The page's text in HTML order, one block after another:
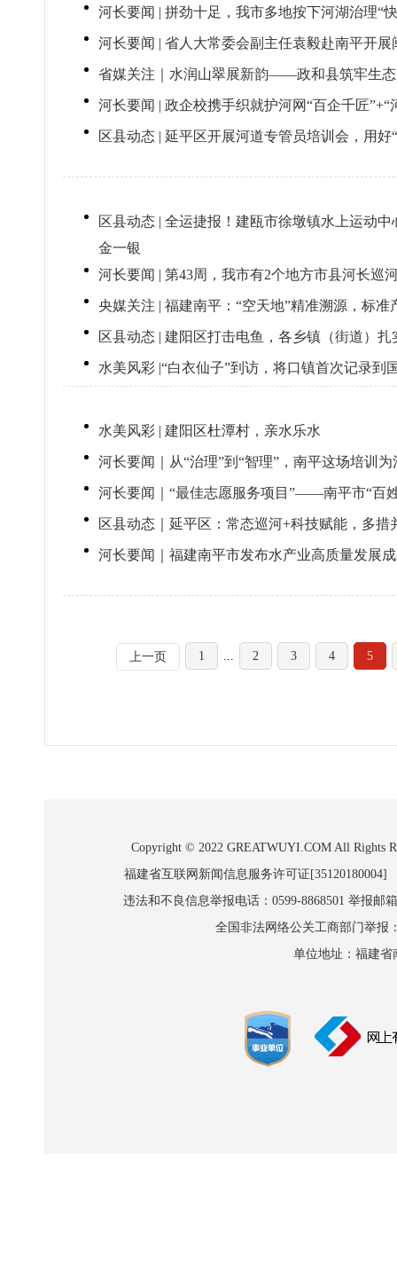
河长要闻 | 拼劲十足，我市多地按下河湖治理“
河长要闻 | 省人大常委会副主任袁毅赴南平开
省媒关注｜水润山翠展新韵——政和县筑牢生
河长要闻 | 政企校携手织就护河网“百企千匠”+“
区县动态 | 延平区开展河道专管员培训会，用好
区县动态 | 全运捷报！建瓯市徐墩镇水上运动
金一银
河长要闻 | 第43周，我市有2个地方市县河长巡
央媒关注 | 福建南平：“空天地”精准溯源，标准
区县动态 | 建阳区打击电鱼，各乡镇（街道）
水美风彩 |“白衣仙子”到访，将口镇首次记录到
水美风彩 | 建阳区杜潭村，亲水乐水
河长要闻｜从“治理”到“智理”，南平这场培训
河长要闻｜“最佳志愿服务项目”——南平市“百
区县动态｜延平区：常态巡河+科技赋能，多措
河长要闻｜福建南平市发布水产业高质量发展
上一页 1 ... 2 3 4 5
Copyright © 2022 GREATWUYI.COM All Rights
福建省互联网新闻信息服务许可证
违法和不良信息举报电话：0599-8868501 举报邮
全国非法网络公关工商部门举报
单位地址：福建省